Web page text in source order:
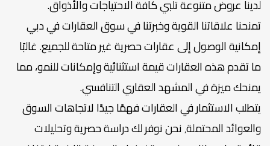
لدينا عروض متنوعة تلبي كافة الاحتياجات والأذواق.
تمنحنا علاقاتنا القوية وخبرتنا في سوق العقارات في دبي
إمكانية الوصول إلى عقارات حصرية غير متاحة للجميع. غالبًا
ما تقدم هذه العقارات قيمة استثنائية وإمكانات للنمو، مما
يمنحك ميزة في المشهد العقاري التنافسي.
يتطلب الاستثمار في العقارات فهمًا جيدًا لاتجاهات السوق
والعوائد المحتملة٬ نحن نوفر لك دراسة حصرية وتحليلات